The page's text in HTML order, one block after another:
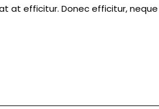
efficitur. Donec efficitur,